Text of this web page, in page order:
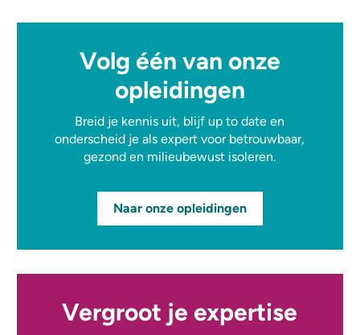
Volg één van onze
opleidingen
Breid je kennis uit, blijf up to date en
onderscheid je als expert voor betrouwbaar,
gezond en milieubewust isoleren.
Naar onze opleidingen
Vergroot je expertise